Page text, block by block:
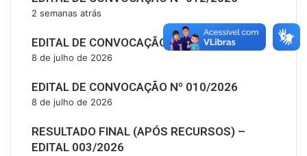
2 semanas atrás
EDITAL DE CONVOCAÇÃO Nº 011/2026
8 de julho de 2026
EDITAL DE CONVOCAÇÃO Nº 010/2026
8 de julho de 2026
RESULTADO FINAL (APÓS RECURSOS) –
EDITAL 003/2026